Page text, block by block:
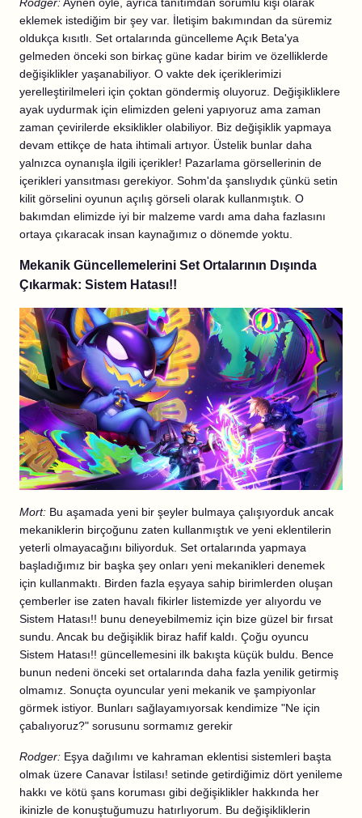
eklemek istediğim bir şey var. İletişim bakımından da süremiz
oldukça kısıtlı. Set ortalarında güncelleme Açık Beta'ya
gelmeden önceki son birkaç güne kadar birim ve özelliklerde
değişiklikler yaşanabiliyor. O vakte dek içeriklerimizi
yerelleştirilmeleri için çoktan göndermiş oluyoruz. Değişikliklere
ayak uydurmak için elimizden geleni yapıyoruz ama zaman
zaman çevirilerde eksiklikler olabiliyor. Biz değişiklik yapmaya
devam ettikçe de hata ihtimali artıyor. Üstelik bunlar daha
yalnızca oynanışla ilgili içerikler! Pazarlama görsellerinin de
içerikleri yansıtması gerekiyor. Sohm'da şanslıydık çünkü setin
kilit görselini oyunun açılış görseli olarak kullanmıştık. O
bakımdan elimizde iyi bir malzeme vardı ama daha fazlasını
ortaya çıkaracak insan kaynağımız o dönemde yoktu.
Mekanik Güncellemelerini Set Ortalarının Dışında
Çıkarmak: Sistem Hatası!!
Mort: Bu aşamada yeni bir şeyler bulmaya çalışıyorduk ancak
mekaniklerin birçoğunu zaten kullanmıştık ve yeni eklentilerin
yeterli olmayacağını biliyorduk. Set ortalarında yapmaya
başladığımız bir başka şey onları yeni mekanikleri denemek
için kullanmaktı. Birden fazla eşyaya sahip birimlerden oluşan
çemberler ise zaten havalı fikirler listemizde yer alıyordu ve
Sistem Hatası!! bunu deneyebilmemiz için bize güzel bir fırsat
sundu. Ancak bu değişiklik biraz hafif kaldı. Çoğu oyuncu
Sistem Hatası!! güncellemesini ilk bakışta küçük buldu. Bence
bunun nedeni önceki set ortalarında daha fazla yenilik getirmiş
olmamız. Sonuçta oyuncular yeni mekanik ve şampiyonlar
görmek istiyor. Bunları sağlayamıyorsak kendimize "Ne için
çabalıyoruz?" sorusunu sormamız gerekir
Rodger: Eşya dağılımı ve kahraman eklentisi sistemleri başta
olmak üzere Canavar İstilası! setinde getirdiğimiz dört yenileme
hakkı ve kötü şans koruması gibi değişiklikler hakkında her
ikinizle de konuştuğumuzu hatırlıyorum. Bu değişikliklerin